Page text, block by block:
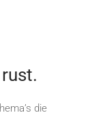
die